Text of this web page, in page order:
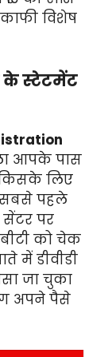
विशेष
के स्टेटमेंट
आपके पास
लिए
सबसे पहले
सेंटर पर
को चेक
में डीवीडी
जा चुका
अपने पैसे